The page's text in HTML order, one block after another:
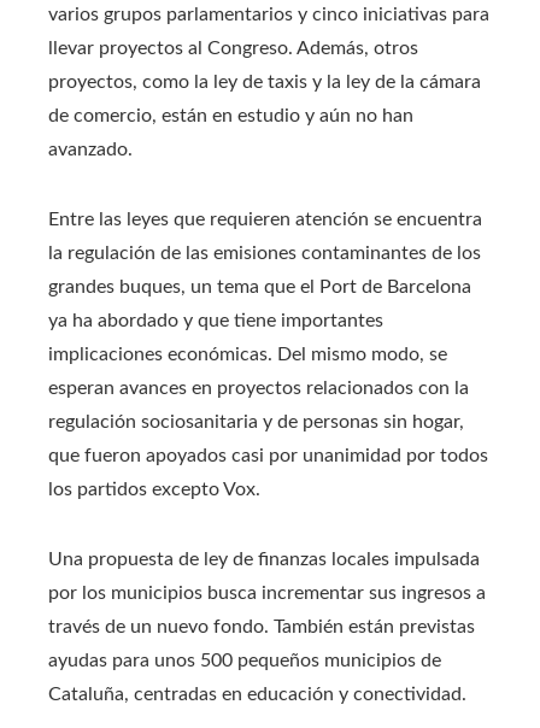
varios grupos parlamentarios y cinco iniciativas para
llevar proyectos al Congreso. Además, otros
proyectos, como la ley de taxis y la ley de la cámara
de comercio, están en estudio y aún no han
avanzado.
Entre las leyes que requieren atención se encuentra
la regulación de las emisiones contaminantes de los
grandes buques, un tema que el Port de Barcelona
ya ha abordado y que tiene importantes
implicaciones económicas. Del mismo modo, se
esperan avances en proyectos relacionados con la
regulación sociosanitaria y de personas sin hogar,
que fueron apoyados casi por unanimidad por todos
los partidos excepto Vox.
Una propuesta de ley de finanzas locales impulsada
por los municipios busca incrementar sus ingresos a
través de un nuevo fondo. También están previstas
ayudas para unos 500 pequeños municipios de
Cataluña, centradas en educación y conectividad.